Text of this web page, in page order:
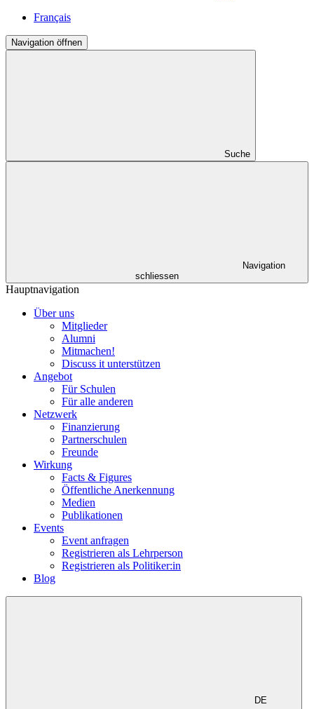
Français
Navigation öffnen
Suche
Navigation
schliessen
Hauptnavigation
Über uns
Mitglieder
Alumni
Mitmachen!
Discuss it unterstützen
Angebot
Für Schulen
Für alle anderen
Netzwerk
Finanzierung
Partnerschulen
Freunde
Wirkung
Facts & Figures
Öffentliche Anerkennung
Medien
Publikationen
Events
Event anfragen
Registrieren als Lehrperson
Registrieren als Politiker:in
Blog
DE